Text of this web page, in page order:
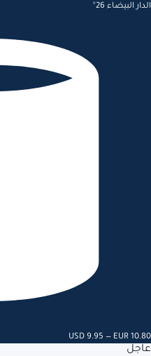
الدار البيضاء 26°
USD 9.95 — EUR 10.80
عاجل